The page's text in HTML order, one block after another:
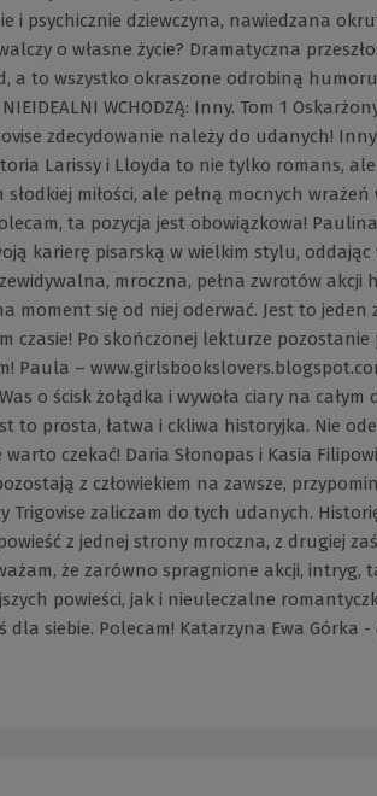
i psychicznie dziewczyna, nawiedzana
o własne życie? Dramatyczna
a to wszystko okraszone odrobiną
NIEIDEALNI WCHODZĄ: Inny. Tom 1
zdecydowanie należy do udanych!
Larissy i Lloyda to nie tylko romans,
miłości, ale pełną mocnych
ta pozycja jest obowiązkowa!
karierę pisarską w wielkim stylu,
mroczna, pełna zwrotów akcji
moment się od niej oderwać. Jest to
czasie! Po skończonej lekturze pozostanie
Paula –
o ścisk żołądka i wywoła ciary na całym
to prosta, łatwa i ckliwa historyjka. Nie
czekać! Daria Słonopas i Kasia
z człowiekiem na zawsze,
Trigovise zaliczam do tych udanych.
z jednej strony mroczna, z drugiej
że zarówno spragnione akcji, intryg,
powieści, jak i nieuleczalne
dla siebie. Polecam! Katarzyna Ewa